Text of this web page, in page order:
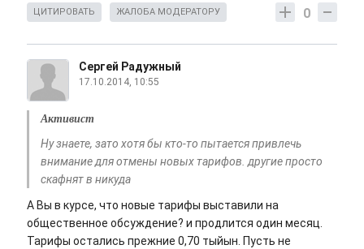
0
ЦИТИРОВАТЬ ЖАЛОБА МОДЕРАТОРУ
Сергей Радужный
17.10.2014, 10:55
Активист
Ну знаете, зато хотя бы кто-то пытается привлечь
внимание для отмены новых тарифов. другие просто
скафнят в никуда
А Вы в курсе, что новые тарифы выставили на
общественное обсуждение? и продлится один месяц.
Тарифы остались прежние 0,70 тыйын. Пусть не